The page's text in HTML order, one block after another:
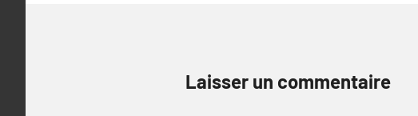
Laisser un commentaire